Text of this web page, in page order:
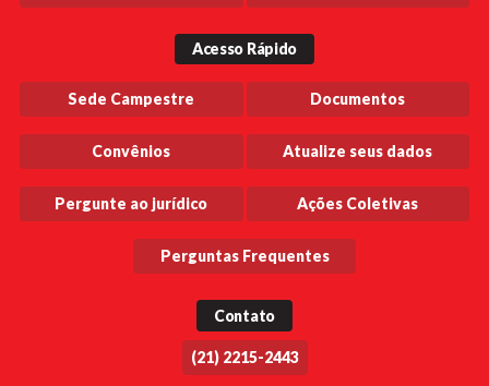
Acesso Rápido
Sede Campestre Documentos
Convênios Atualize seus dados
Pergunte ao jurídico Ações Coletivas
Perguntas Frequentes
Contato
(21) 2215-2443